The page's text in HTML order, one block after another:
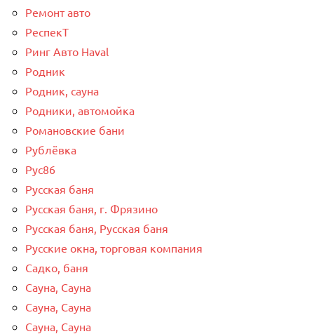
Ремонт авто
РеспекТ
Ринг Авто Haval
Родник
Родник, сауна
Родники, автомойка
Романовские бани
Рублёвка
Рус86
Русская баня
Русская баня, г. Фрязино
Русская баня, Русская баня
Русские окна, торговая компания
Садко, баня
Сауна, Сауна
Сауна, Сауна
Сауна, Сауна